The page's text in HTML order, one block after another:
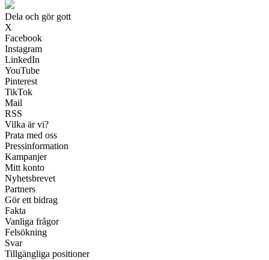
Dela och gör gott
X
Facebook
Instagram
LinkedIn
YouTube
Pinterest
TikTok
Mail
RSS
Vilka är vi?
Prata med oss
Pressinformation
Kampanjer
Mitt konto
Nyhetsbrevet
Partners
Gör ett bidrag
Fakta
Vanliga frågor
Felsökning
Svar
Tillgängliga positioner